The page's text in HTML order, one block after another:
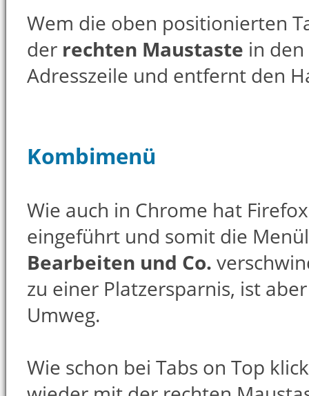
Wem die oben positionierten
der rechten Maustaste in
Adresszeile und entfernt den
Kombimenü
Wie auch in Chrome hat
eingeführt und somit die
Bearbeiten und Co.
zu einer Platzersparnis, ist
Umweg.
Wie schon bei Tabs on Top